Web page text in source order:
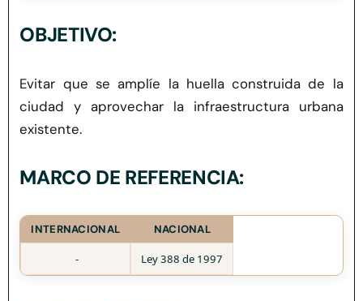
OBJETIVO:
Evitar que se amplíe la huella construida de la
ciudad y aprovechar la infraestructura urbana
existente.
MARCO DE REFERENCIA:
INTERNACIONAL NACIONAL
- Ley 388 de 1997